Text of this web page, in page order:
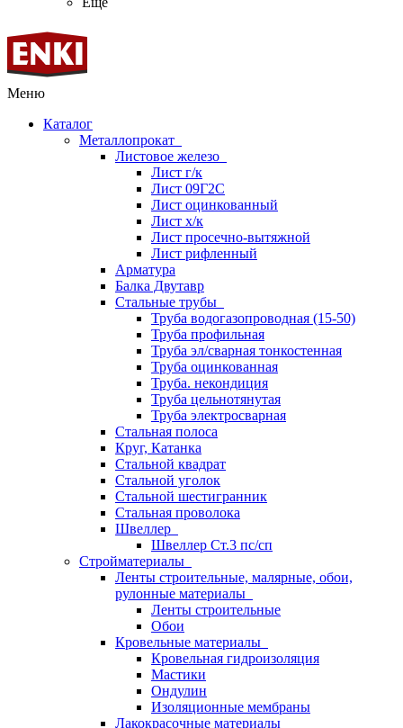
Меню
Каталог
Металлопрокат
Листовое железо
Лист г/к
Лист 09Г2С
Лист оцинкованный
Лист х/к
Лист просечно-вытяжной
Лист рифленный
Арматура
Балка Двутавр
Стальные трубы
Труба водогазопроводная (15-50)
Труба профильная
Труба эл/сварная тонкостенная
Труба оцинкованная
Труба. некондиция
Труба цельнотянутая
Труба электросварная
Стальная полоса
Круг, Катанка
Стальной квадрат
Стальной уголок
Стальной шестигранник
Стальная проволока
Швеллер
Швеллер Ст.3 пс/сп
Стройматериалы
Ленты строительные, малярные, обои,
рулонные материалы
Ленты строительные
Обои
Кровельные материалы
Кровельная гидроизоляция
Мастики
Ондулин
Изоляционные мембраны
Лакокрасочные материалы